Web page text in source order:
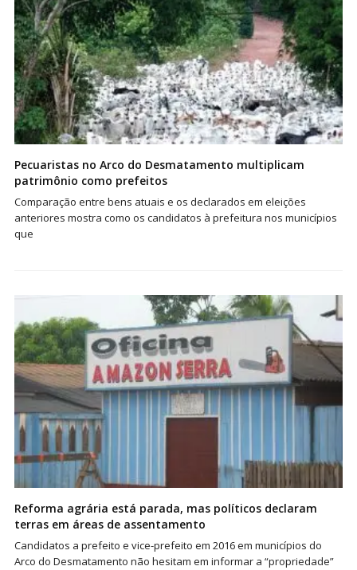
Pecuaristas no Arco do Desmatamento multiplicam
patrimônio como prefeitos
Comparação entre bens atuais e os declarados em eleições
anteriores mostra como os candidatos à prefeitura nos municípios
que
Reforma agrária está parada, mas políticos declaram
terras em áreas de assentamento
Candidatos a prefeito e vice-prefeito em 2016 em municípios do
Arco do Desmatamento não hesitam em informar a “propriedade”